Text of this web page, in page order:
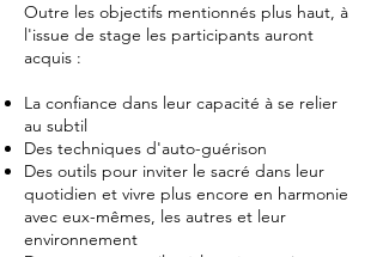
Outre les objectifs mentionnés plus haut, à
l'issue de stage les participants auront
acquis :
La confiance dans leur capacité à se relier
au subtil
Des techniques d'auto-guérison
Des outils pour inviter le sacré dans leur
quotidien et vivre plus encore en harmonie
avec eux-mêmes, les autres et leur
environnement